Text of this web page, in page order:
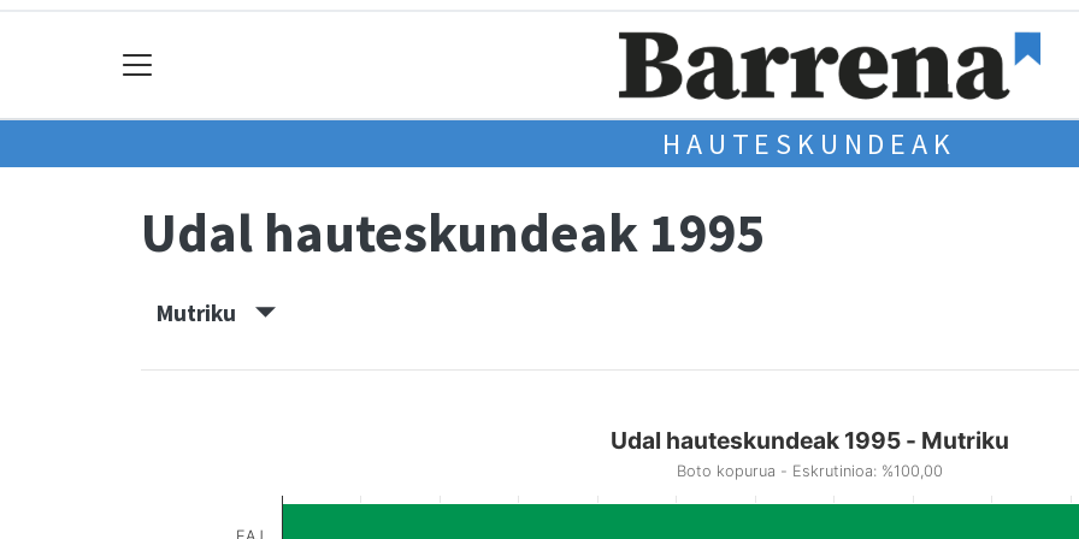
HAUTESKUNDEAK
Udal hauteskundeak 1995
Mutriku
Udal hauteskundeak 1995 - Mutriku
Boto kopurua - Eskrutinioa: %100,00